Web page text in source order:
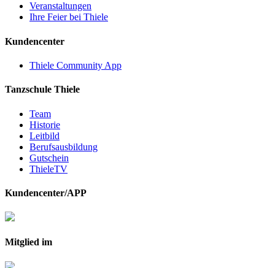
Veranstaltungen
Ihre Feier bei Thiele
Kundencenter
Thiele Community App
Tanzschule Thiele
Team
Historie
Leitbild
Berufsausbildung
Gutschein
ThieleTV
Kundencenter/APP
Mitglied im